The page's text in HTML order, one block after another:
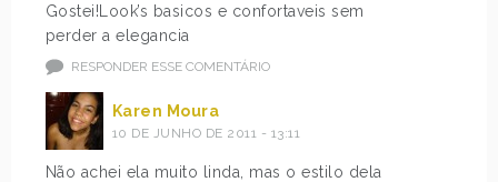
Gostei!Look’s basicos e confortaveis sem
perder a elegancia
RESPONDER ESSE COMENTÁRIO
Karen Moura
10 DE JUNHO DE 2011 - 13:11
Não achei ela muito linda, mas o estilo dela